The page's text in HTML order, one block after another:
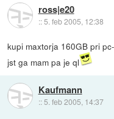
ross|e20
::5. feb 2005, 12:38
kupi maxtorja 160GB pri
jst ga mam pa je ql
Kaufmann
:: 5. feb 2005, 14:37